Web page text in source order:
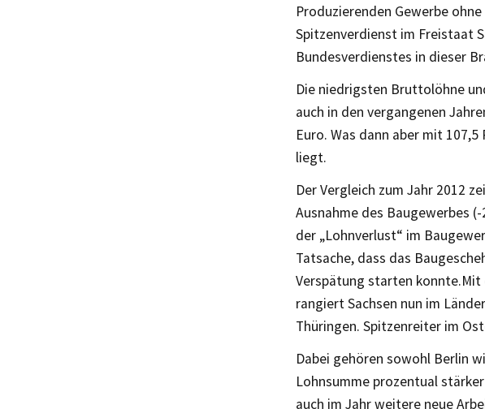
Produzierenden Gewerbe
Spitzenverdienst im Freistaat
Bundesverdienstes in dieser
Die niedrigsten Bruttolöhne
auch in den vergangenen
Euro. Was dann aber mit
liegt.
Der Vergleich zum Jahr 2012
Ausnahme des Baugewerbes
der „Lohnverlust“ im
Tatsache, dass das
Verspätung starten
rangiert Sachsen nun im
Thüringen. Spitzenreiter im
Dabei gehören sowohl Berlin
Lohnsumme prozentual
auch im Jahr weitere neue